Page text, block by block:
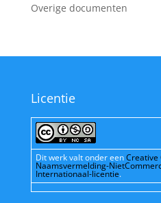
Overige documenten
Licentie
Dit werk valt onder eenCreative
Naamsvermelding-
Internationaal-licentie.